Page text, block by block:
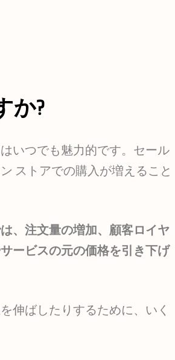
か?
いつでも魅力的です。セール
ストアでの購入が増えること
、注文量の増加、顧客ロイヤ
ービスの元の価格を引き下げ
伸ばしたりするために、いく